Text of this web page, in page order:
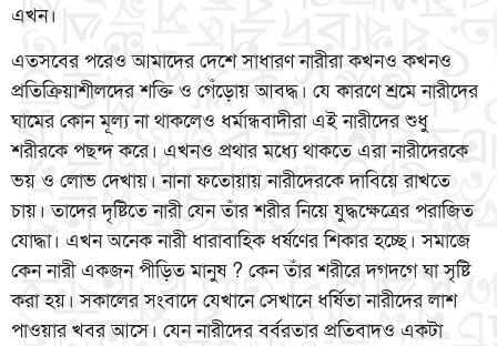
এখন।
এতসবের পরেও আমাদের দেশে সাধারণ নারীরা কখনও কখনও
প্রতিক্রিয়াশীলদের শক্তি ও গেঁড়োয় আবদ্ধ। যে কারণে শ্রমে নারীদের
ঘামের কোন মূল্য না থাকলেও ধর্মান্ধবাদীরা এই নারীদের শুধু
শরীরকে পছন্দ করে। এখনও প্রথার মধ্যে থাকতে এরা নারীদেরকে
ভয় ও লোভ দেখায়। নানা ফতোয়ায় নারীদেরকে দাবিয়ে রাখতে
চায়। তাদের দৃষ্টিতে নারী যেন তাঁর শরীর নিয়ে যুদ্ধক্ষেত্রের পরাজিত
যোদ্ধা। এখন অনেক নারী ধারাবাহিক ধর্ষণের শিকার হচ্ছে। সমাজে
কেন নারী একজন পীড়িত মানুষ ? কেন তাঁর শরীরে দগদগে ঘা সৃষ্টি
করা হয়। সকালের সংবাদে যেখানে সেখানে ধর্ষিতা নারীদের লাশ
পাওয়ার খবর আসে। যেন নারীদের বর্বরতার প্রতিবাদও একটা